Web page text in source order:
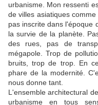
urbanisme. Mon ressenti
de villes asiatiques
pas inscrite dans l'époque
la survie de la planète.
des rues, pas de
mégapole. Trop de
bruits, trop de trop. En
phare de la modernité.
nous donne tant.
L'ensemble architectural
urbanisme en tous